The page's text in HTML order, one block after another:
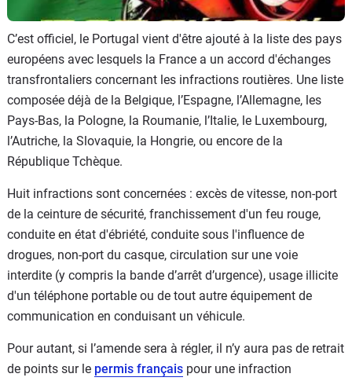
C’est officiel, le Portugal vient d'être ajouté à la liste des pays
européens avec lesquels la France a un accord d'échanges
transfrontaliers concernant les infractions routières. Une liste
composée déjà de la Belgique, l’Espagne, l’Allemagne, les
Pays-Bas, la Pologne, la Roumanie, l’Italie, le Luxembourg,
l’Autriche, la Slovaquie, la Hongrie, ou encore de la
République Tchèque.
Huit infractions sont concernées : excès de vitesse, non-port
de la ceinture de sécurité, franchissement d'un feu rouge,
conduite en état d'ébriété, conduite sous l'influence de
drogues, non-port du casque, circulation sur une voie
interdite (y compris la bande d’arrêt d’urgence), usage illicite
d'un téléphone portable ou de tout autre équipement de
communication en conduisant un véhicule.
Pour autant, si l’amende sera à régler, il n’y aura pas de retrait
de points sur le permis français pour une infraction